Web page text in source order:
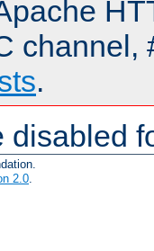
channel,
.
disabled
2.0.